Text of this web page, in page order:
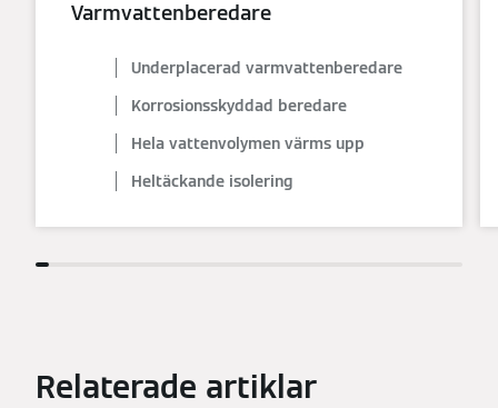
Varmvattenberedare
Underplacerad varmvattenberedare
Korrosionsskyddad beredare
Hela vattenvolymen värms upp
Heltäckande isolering
Relaterade artiklar